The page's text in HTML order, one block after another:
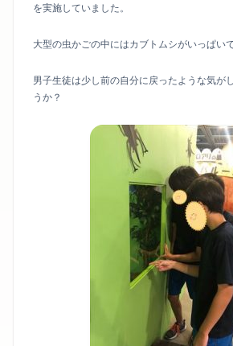
を実施していました。
大型の虫かごの中にはカブトムシがいっぱいで
男子生徒は少し前の自分に戻ったような気が
うか？